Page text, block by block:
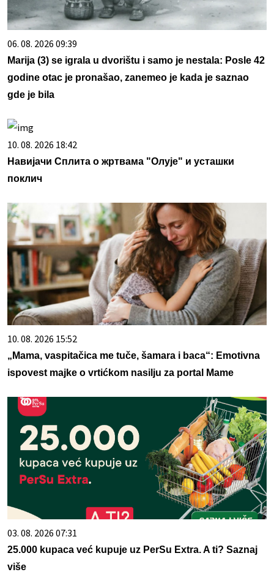
06. 08. 2026 09:39
Marija (3) se igrala u dvorištu i samo je nestala: Posle 42
godine otac je pronašao, zanemeo je kada je saznao
gde je bila
10. 08. 2026 18:42
Навијачи Сплита о жртвама "Олује" и усташки
поклич
10. 08. 2026 15:52
„Mama, vaspitačica me tuče, šamara i baca“: Emotivna
ispovest majke o vrtićkom nasilju za portal Mame
03. 08. 2026 07:31
25.000 kupaca već kupuje uz PerSu Extra. A ti? Saznaj
više